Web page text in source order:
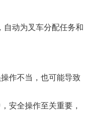
自动为叉车分配任务和
作不当，也可能导致
安全操作至关重要，